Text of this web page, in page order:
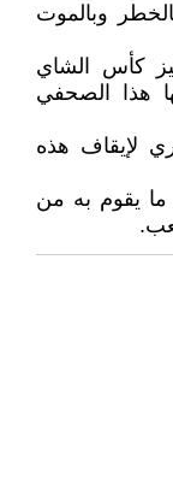
وبالموت
كأس الشاي
هذا الصحفي
لإيقاف هذه
يقوم به من